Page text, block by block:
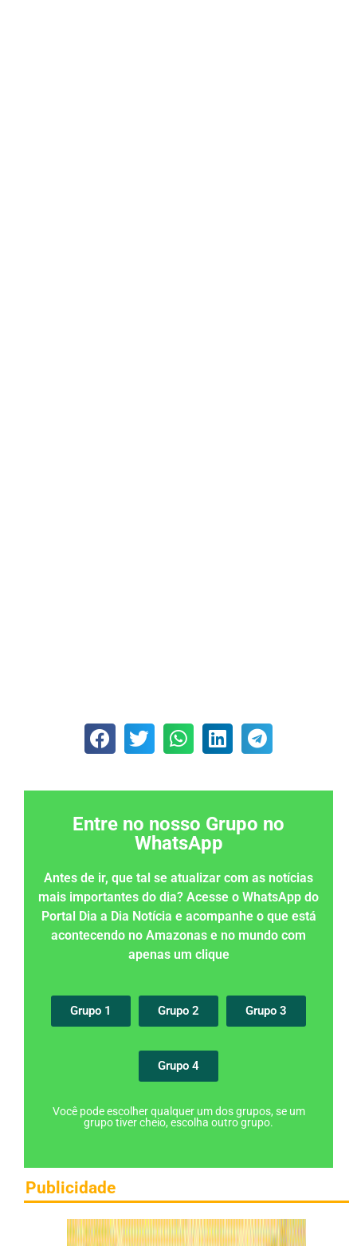
Entre no nosso Grupo no
WhatsApp
Antes de ir, que tal se atualizar com as notícias
mais importantes do dia? Acesse o WhatsApp do
Portal Dia a Dia Notícia e acompanhe o que está
acontecendo no Amazonas e no mundo com
apenas um clique
Grupo 1 Grupo 2 Grupo 3
Grupo 4
Você pode escolher qualquer um dos grupos, se um
grupo tiver cheio, escolha outro grupo.
Publicidade